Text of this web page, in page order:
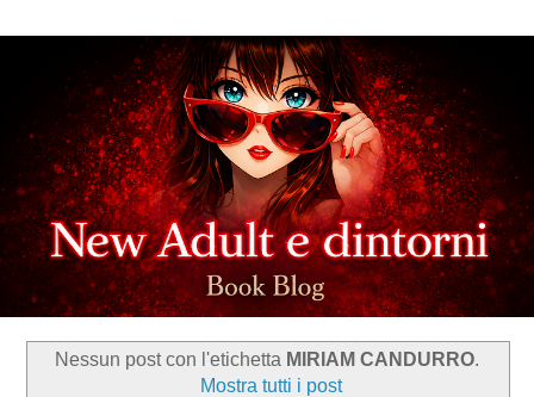
Nessun post con l'etichetta MIRIAM CANDURRO.
Mostra tutti i post